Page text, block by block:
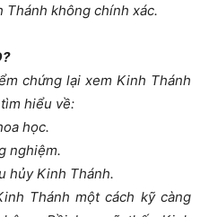
không chính xác.
chứng lại xem Kinh Thánh
hiểu về:
học.
nghiệm.
hủy Kinh Thánh.
Thánh một cách kỹ càng